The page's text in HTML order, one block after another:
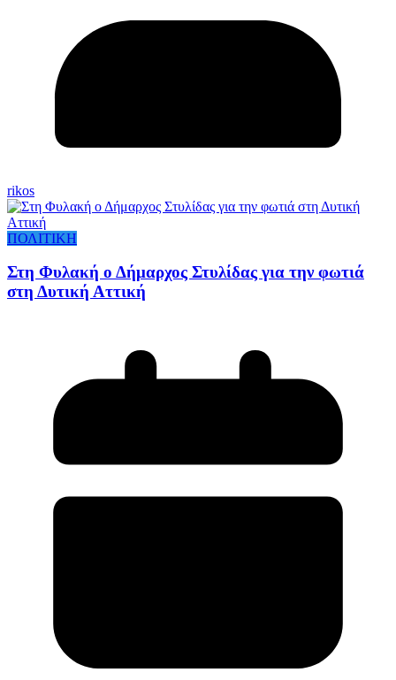
rikos
ΠΟΛΙΤΙΚΗ
Στη Φυλακή ο Δήμαρχος Στυλίδας για την φωτιά
στη Δυτική Αττική